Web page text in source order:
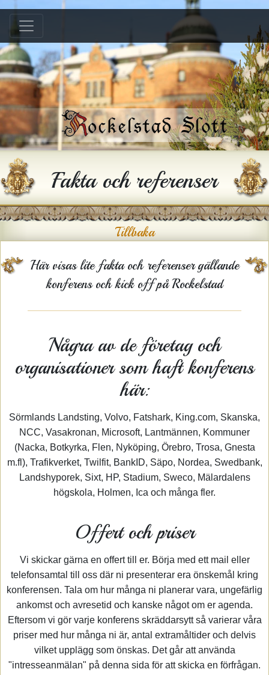
Hem
B &B
Bröllop
Konferens
Festlokal
Hyra hus
Historia
Gården
Kontakt
Fakta och referenser
Tillbaka
Här visas lite fakta och referenser gällande
konferens och kick off på Rockelstad
Några av de företag och
organisationer som haft konferens
här:
Sörmlands Landsting, Volvo, Fatshark, King.com, Skanska,
NCC, Vasakronan, Microsoft, Lantmännen, Kommuner
(Nacka, Botkyrka, Flen, Nyköping, Örebro, Trosa, Gnesta
m.fl), Trafikverket, Twilfit, BankID, Säpo, Nordea, Swedbank,
Landshyporek, Sixt, HP, Stadium, Sweco, Mälardalens
högskola, Holmen, Ica och många fler.
Offert och priser
Vi skickar gärna en offert till er. Börja med ett mail eller
telefonsamtal till oss där ni presenterar era önskemål kring
konferensen. Tala om hur många ni planerar vara, ungefärlig
ankomst och avresetid och kanske något om er agenda.
Eftersom vi gör varje konferens skräddarsytt så varierar våra
priser med hur många ni är, antal extramåltider och delvis
vilket upplägg som önskas. Det går att använda
"intresseanmälan" på denna sida för att skicka en förfrågan.